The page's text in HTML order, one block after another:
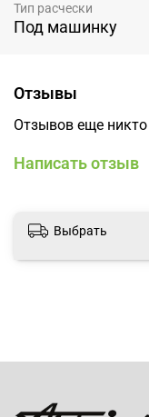
Тип расчески
Под машинку
Отзывы
Отзывов еще никто
Написать отзыв
Выбрать